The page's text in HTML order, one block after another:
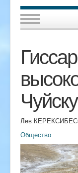
Лев
Общество